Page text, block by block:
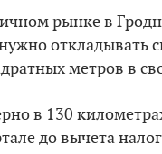
рынке в
откладывать
метров в
в 130
до вычета